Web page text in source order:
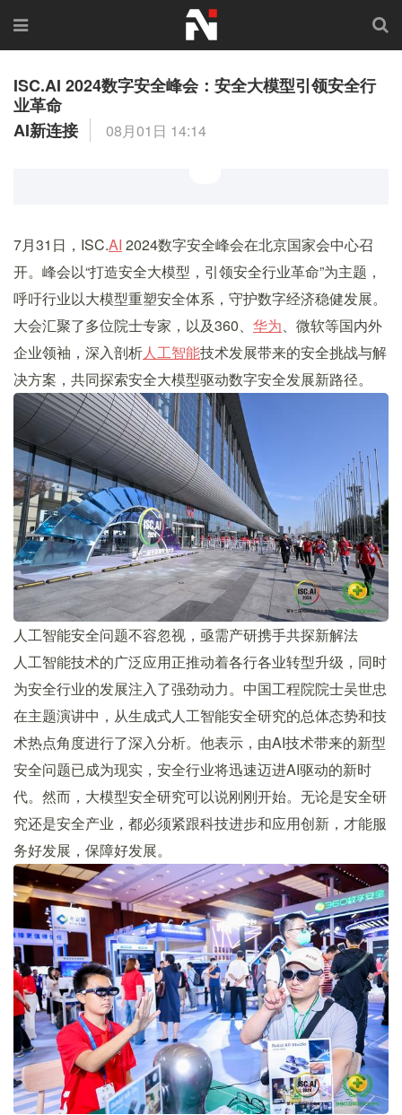
ISC.AI 2024数字安全峰会：安全大模型引领安全行
业革命
AI新连接
08月01日 14:14
7月31日，ISC.AI 2024数字安全峰会在北京国家会中心召
开。峰会以“打造安全大模型，引领安全行业革命”为主题，
呼吁行业以大模型重塑安全体系，守护数字经济稳健发展。
大会汇聚了多位院士专家，以及360、 华为、微软等国内外
企业领袖，深入剖析人工智能技术发展带来的安全挑战与解
决方案，共同探索安全大模型驱动数字安全发展新路径。
人工智能安全问题不容忽视，亟需产研携手共探新解法
人工智能技术的广泛应用正推动着各行各业转型升级，同时
为安全行业的发展注入了强劲动力。中国工程院院士吴世忠
在主题演讲中，从生成式人工智能安全研究的总体态势和技
术热点角度进行了深入分析。他表示，由AI技术带来的新型
安全问题已成为现实，安全行业将迅速迈进AI驱动的新时
代。然而，大模型安全研究可以说刚刚开始。无论是安全研
究还是安全产业，都必须紧跟科技进步和应用创新，才能服
务好发展，保障好发展。